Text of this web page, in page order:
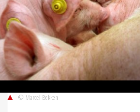
© Marcel Bekken